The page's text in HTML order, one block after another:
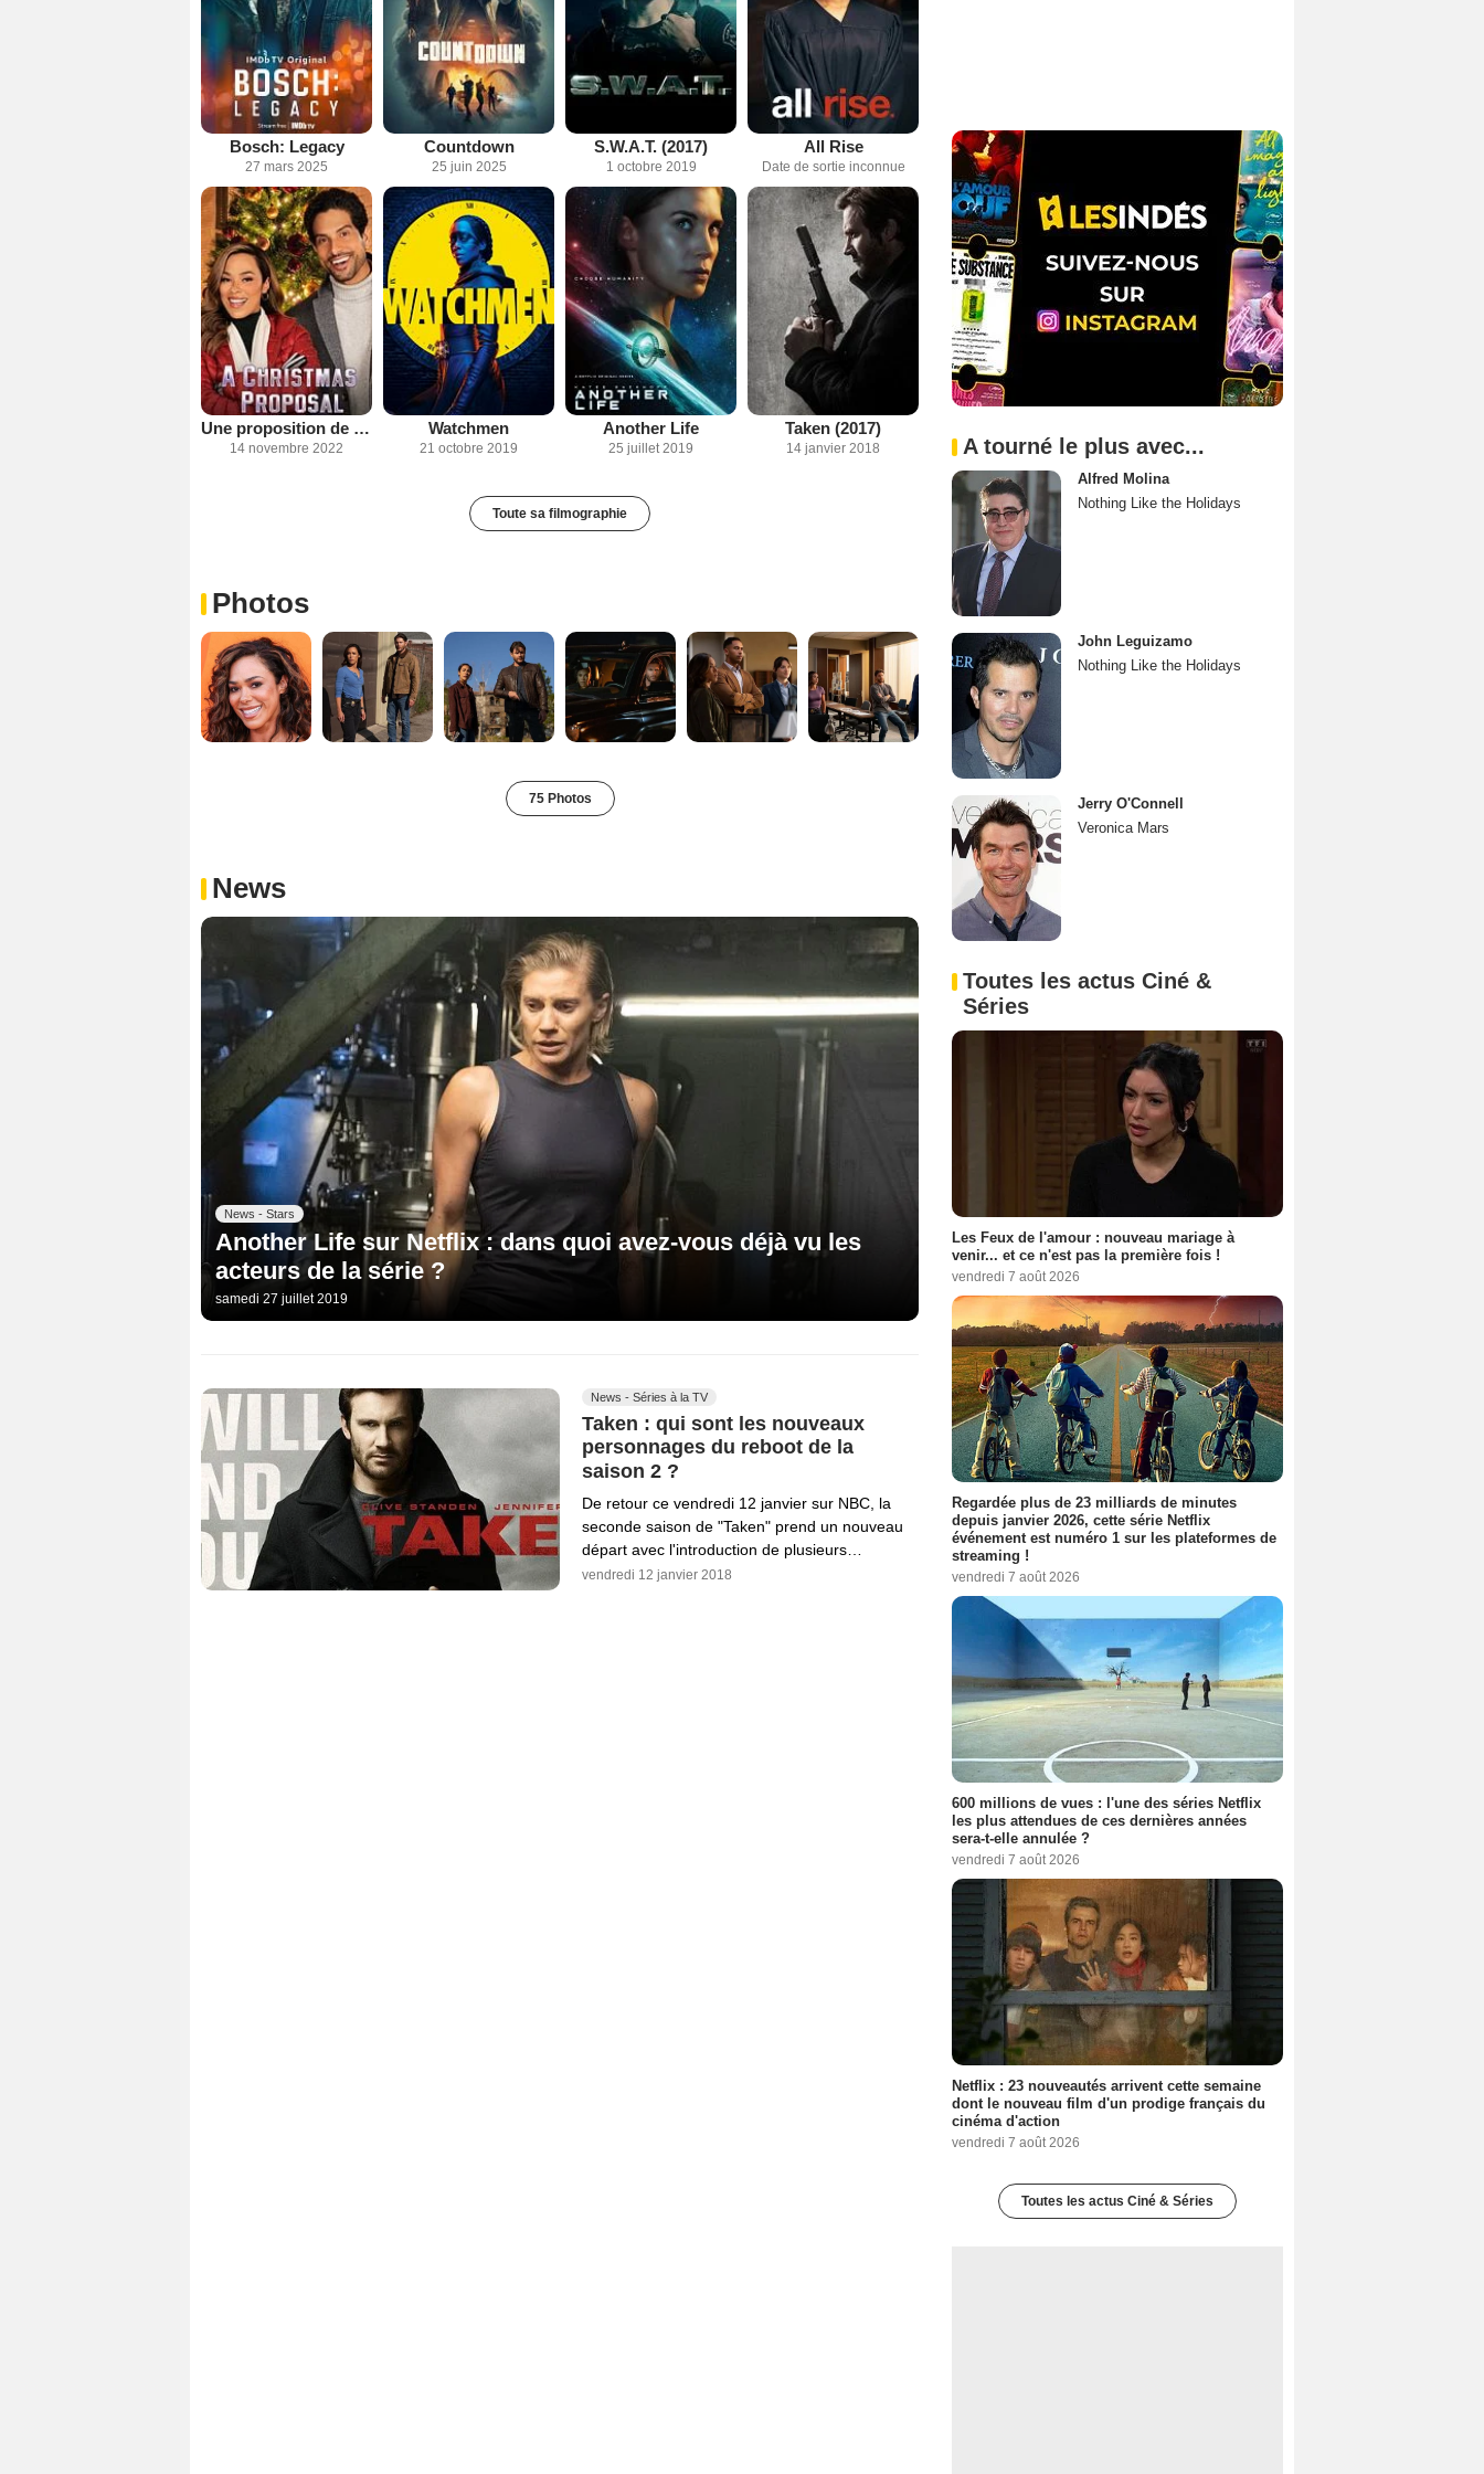
Bosch: Legacy
27 mars 2025
Countdown
25 juin 2025
S.W.A.T. (2017)
1 octobre 2019
All Rise
Date de sortie inconnue
Une proposition de rêve pour Noël
14 novembre 2022
Watchmen
21 octobre 2019
Another Life
25 juillet 2019
Taken (2017)
14 janvier 2018
Toute sa filmographie
Photos
75 Photos
News
News - Stars
Another Life sur Netflix : dans quoi avez-vous déjà vu les
acteurs de la série ?
samedi 27 juillet 2019
News - Séries à la TV
Taken : qui sont les nouveaux
personnages du reboot de la
saison 2 ?
De retour ce vendredi 12 janvier sur NBC, la
seconde saison de "Taken" prend un nouveau
départ avec l'introduction de plusieurs…
vendredi 12 janvier 2018
A tourné le plus avec...
Alfred Molina
Nothing Like the Holidays
John Leguizamo
Nothing Like the Holidays
Jerry O'Connell
Veronica Mars
Toutes les actus Ciné &
Séries
Les Feux de l'amour : nouveau mariage à
venir... et ce n'est pas la première fois !
vendredi 7 août 2026
Regardée plus de 23 milliards de minutes
depuis janvier 2026, cette série Netflix
événement est numéro 1 sur les plateformes de
streaming !
vendredi 7 août 2026
600 millions de vues : l'une des séries Netflix
les plus attendues de ces dernières années
sera-t-elle annulée ?
vendredi 7 août 2026
Netflix : 23 nouveautés arrivent cette semaine
dont le nouveau film d'un prodige français du
cinéma d'action
vendredi 7 août 2026
Toutes les actus Ciné & Séries